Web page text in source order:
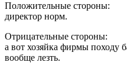
Положительные стороны:
директор норм.
Отрицательные стороны:
а вот хозяйка фирмы походу
вообще лезть.